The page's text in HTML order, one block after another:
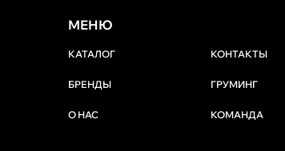
МЕНЮ
КАТАЛОГ КОНТАКТЫ
БРЕНДЫ ГРУМИНГ
О НАС КОМАНДА